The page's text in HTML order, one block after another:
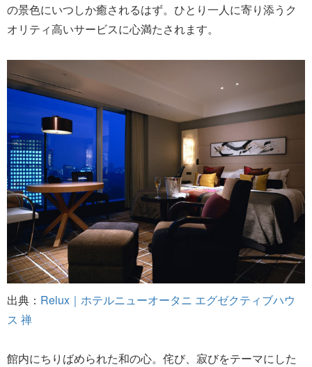
の景色にいつしか癒されるはず。ひとり一人に寄り添うク
オリティ高いサービスに心満たされます。
出典： Relux｜ホテルニューオータニ エグゼクティブハウ
ス 禅
館内にちりばめられた和の心。侘び、寂びをテーマにした